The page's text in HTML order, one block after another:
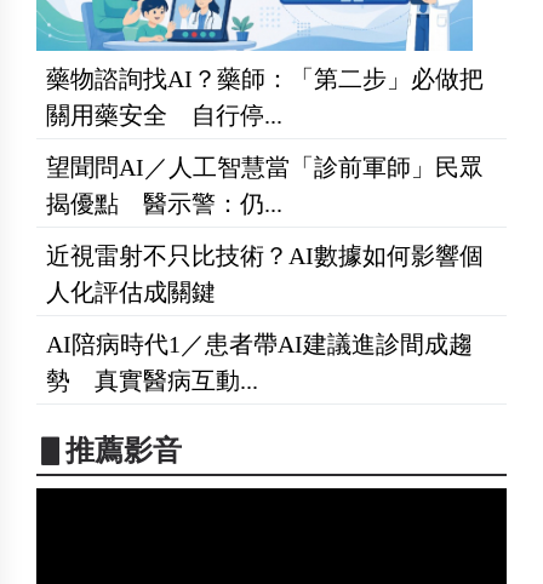
藥物諮詢找AI？藥師：「第二步」必做把
關用藥安全 自行停...
望聞問AI／人工智慧當「診前軍師」民眾
揭優點 醫示警：仍...
近視雷射不只比技術？AI數據如何影響個
人化評估成關鍵
AI陪病時代1／患者帶AI建議進診間成趨
勢 真實醫病互動...
▋推薦影音